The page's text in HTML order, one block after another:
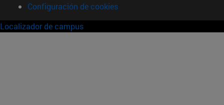
Configuración de cookies
Localizador de campus